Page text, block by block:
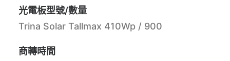
光電板型號/數量
Trina Solar Tallmax 410Wp / 900
商轉時間